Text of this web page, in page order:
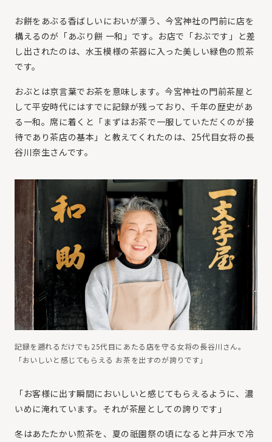
お餅をあぶる香ばしいにおいが漂う、今宮神社の門前に店を
構えるのが「あぶり餅 一和」です。お店で「おぶです」と差
し出されたのは、水玉模様の茶器に入った美しい緑色の煎茶
です。
おぶとは京言葉でお茶を意味します。今宮神社の門前茶屋と
して平安時代にはすでに記録が残っており、千年の歴史があ
る一和。席に着くと「まずはお茶で一服していただくのが接
待であり茶店の基本」と教えてくれたのは、25代目女将の長
谷川奈生さんです。
記録を遡れるだけでも25代目にあたる店を守る女将の長谷川さん。
「おいしいと感じてもらえる お茶を出すのが誇りです」
「お客様に出す瞬間においしいと感じてもらえるように、濃
いめに淹れています。それが茶屋としての誇りです」
冬はあたたかい煎茶を、夏の祇園祭の頃になると井戸水で冷